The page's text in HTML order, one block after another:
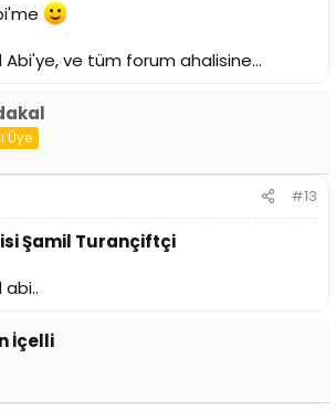
Abi'ye, ve tüm forum ahalisine...
Üye
#13
Şamil Turançiftçi
abi..
İçelli